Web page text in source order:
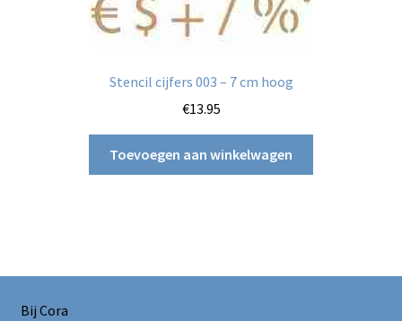
Stencil cijfers 003 – 7 cm hoog
€13.95
Toevoegen aan winkelwagen
Bij Cora